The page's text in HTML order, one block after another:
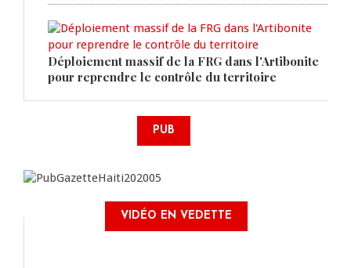
Déploiement massif de la FRG dans l'Artibonite
pour reprendre le contrôle du territoire
PUB
VIDÉO EN VEDETTE